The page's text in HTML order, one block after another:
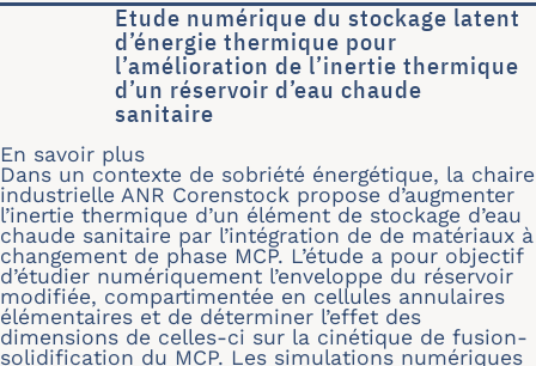
Etude numérique du stockage latent
d’énergie thermique pour
l’amélioration de l’inertie thermique
d’un réservoir d’eau chaude
sanitaire
En savoir plus
Dans un contexte de sobriété énergétique, la chaire
industrielle ANR Corenstock propose d’augmenter
l’inertie thermique d’un élément de stockage d’eau
chaude sanitaire par l’intégration de de matériaux à
changement de phase MCP. L’étude a pour objectif
d’étudier numériquement l’enveloppe du réservoir
modifiée, compartimentée en cellules annulaires
élémentaires et de déterminer l’effet des
dimensions de celles-ci sur la cinétique de fusion-
solidification du MCP. Les simulations numériques